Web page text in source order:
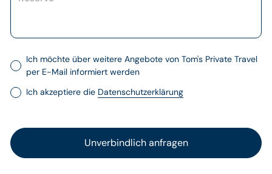
Ich möchte über weitere Angebote von Tom's Private Travel
per E-Mail informiert werden
Ich akzeptiere die Datenschutzerklärung